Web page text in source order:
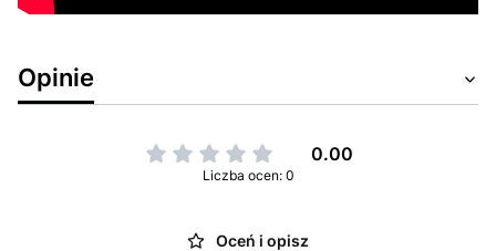
Opinie
0.00
Liczba ocen: 0
Oceń i opisz